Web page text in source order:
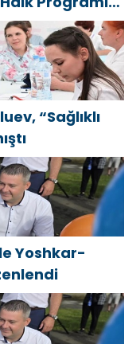
“Sağlıklı
Yoshkar-